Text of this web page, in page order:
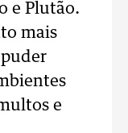
e Plutão.
mais
e